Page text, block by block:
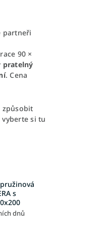
partneři
90 ×
pratelný
. Cena
způsobit
si tu
s
dnů